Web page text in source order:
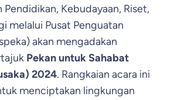
Pendidikan, Kebudayaan, Riset,
melalui Pusat Penguatan
akan mengadakan
Pekan untuk Sahabat
2024. Rangkaian acara ini
menciptakan lingkungan